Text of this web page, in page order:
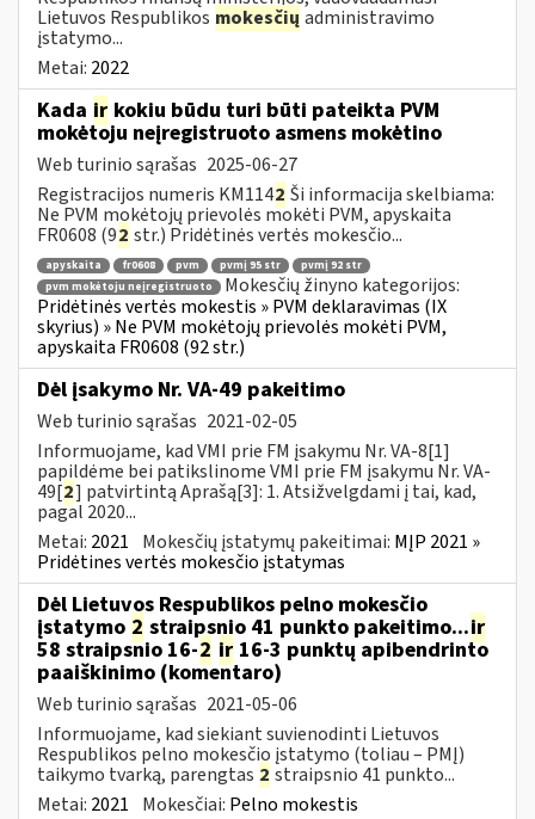
Lietuvos Respublikos mokesčių administravimo
įstatymo...
Metai: 2022
Kada ir kokiu būdu turi būti pateikta PVM
mokėtoju neįregistruoto asmens mokėtino
Web turinio sąrašas 2025-06-27
Registracijos numeris KM1142 Ši informacija skelbiama:
Ne PVM mokėtojų prievolės mokėti PVM, apyskaita
FR0608 (92 str.) Pridėtinės vertės mokesčio...
apyskaita fr0608 pvm pvmį 95 str
pvmį 92 str
pvm mokėtoju neįregistruoto
Mokesčių žinyno kategorijos:
Pridėtinės vertės mokestis » PVM deklaravimas (IX
skyrius) » Ne PVM mokėtojų prievolės mokėti PVM,
apyskaita FR0608 (92 str.)
Dėl įsakymo Nr. VA-49 pakeitimo
Web turinio sąrašas 2021-02-05
Informuojame, kad VMI prie FM įsakymu Nr. VA-8[1]
papildėme bei patikslinome VMI prie FM įsakymu Nr. VA-
49[2] patvirtintą Aprašą[3]: 1. Atsižvelgdami į tai, kad,
pagal 2020...
Metai: 2021 Mokesčių įstatymų pakeitimai: MĮP 2021 »
Pridėtines vertės mokesčio įstatymas
Dėl Lietuvos Respublikos pelno mokesčio
įstatymo 2 straipsnio 41 punkto pakeitimo...ir
58 straipsnio 16-2 ir 16-3 punktų apibendrinto
paaiškinimo (komentaro)
Web turinio sąrašas 2021-05-06
Informuojame, kad siekiant suvienodinti Lietuvos
Respublikos pelno mokesčio įstatymo (toliau – PMĮ)
taikymo tvarką, parengtas 2 straipsnio 41 punkto...
Metai: 2021 Mokesčiai: Pelno mokestis